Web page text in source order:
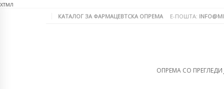
хтмл
КАТАЛОГ ЗА ФАРМАЦЕВТСКА ОПРЕМА Е-ПОШТА:
ОПРЕМА СО ПРЕГЛЕДИ